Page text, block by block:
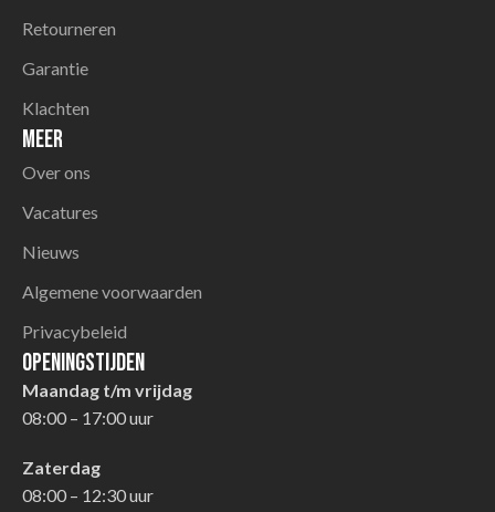
Retourneren
Garantie
Klachten
Meer
Over ons
Vacatures
Nieuws
Algemene voorwaarden
Privacybeleid
Openingstijden
Maandag t/m vrijdag
08:00 – 17:00 uur
Zaterdag
08:00 – 12:30 uur